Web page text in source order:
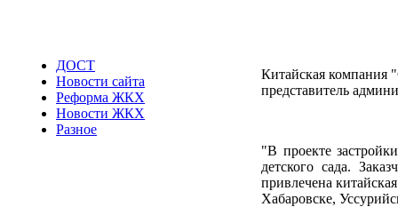
ДОСТ
Новости сайта
Реформа ЖКХ
Новости ЖКХ
Разное
Китайская
представитель
"В проекте
детского сада.
привлечена
Хабаровске,